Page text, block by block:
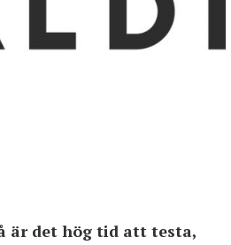
är det hög tid att testa,